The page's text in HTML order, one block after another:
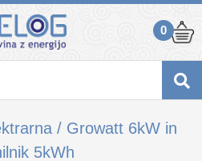
0
/ Growatt 6kW in
5kWh